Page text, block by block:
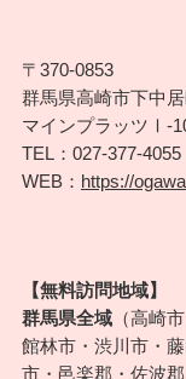
〒370-0853
群馬県高崎市下中
マインプラッツⅠ-
TEL：027-377-4055
WEB： https://
【無料訪問地域】
群馬県全域（高崎
館林市・渋川市・
市・邑楽郡・佐波